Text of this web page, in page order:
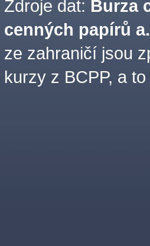
Zdroje dat: Burza
cenných papírů
ze zahraničí jsou
kurzy z BCPP, a